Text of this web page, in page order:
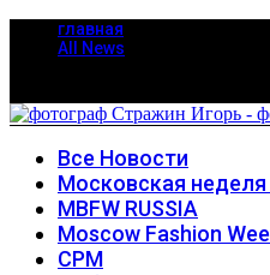
главная
All News
Все Новости
Московская
MBFW RUSSIA
Moscow Fashion
CPM